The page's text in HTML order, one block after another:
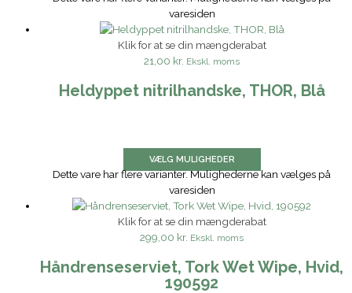
varesiden
Klik for at se din mængderabat
21,00 kr. Ekskl. moms
Heldyppet nitrilhandske, THOR, Blå
VÆLG MULIGHEDER
Dette vare har flere varianter. Mulighederne kan vælges på
varesiden
Klik for at se din mængderabat
299,00 kr. Ekskl. moms
Håndrenseserviet, Tork Wet Wipe, Hvid,
190592